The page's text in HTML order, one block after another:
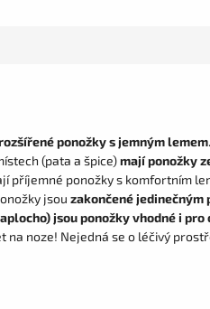
ponožky s jemným lemem
(pata a špice)mají ponožky
příjemné ponožky s komfortním
jsou zakončené
jsou ponožky vhodné i
na noze! Nejedná se o léčivý